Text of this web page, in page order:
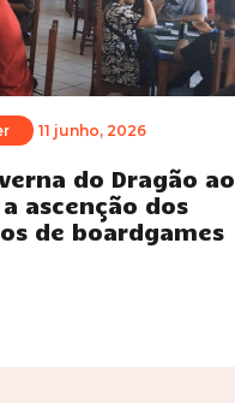
11 junho, 2026
do Dragão ao
a ascenção dos
de boardgames